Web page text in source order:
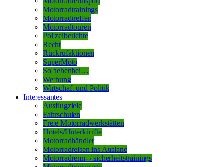
Motorradtrainings
Motorradtreffen
Motorradtouren
Polizeiberichte
Recht
Rückrufaktionen
SuperMoto
So nebenbei…
Werbung
Wirtschaft und Politik
Interessantes
Ausflugziele
Fahrschulen
Freie Motorradwerkstätten
Hotels/Unterkünfte
Motorradhändler
Motorradreisen ins Ausland
Motorradrenn- / sicherheitstrainings